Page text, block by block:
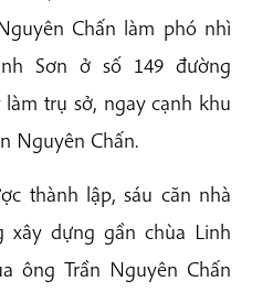
Chấn làm phó nhì
Sơn ở số 149 đường
trụ sở, ngay cạnh khu
Nguyên Chấn.
thành lập, sáu căn nhà
xây dựng gần chùa Linh
ông Trần Nguyên Chấn